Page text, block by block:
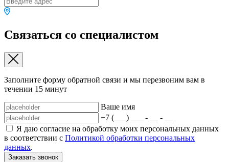
Связаться со специалистом
Заполните форму обратной связи и мы перезвоним вам в
течении 15 минут
Ваше имя
+7 (___) ___ - __ - __
Я даю согласие на обработку моих персональных данных
в соответствии с Политикой обработки персональных
данных.
Заказать звонок